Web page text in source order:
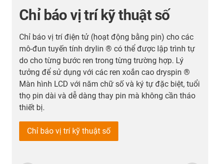
Chỉ báo vị trí kỹ thuật số
Chỉ báo vị trí điện tử (hoạt động bằng pin) cho các
mô-đun tuyến tính drylin ® có thể được lập trình tự
do cho từng bước ren trong từng trường hợp. Lý
tưởng để sử dụng với các ren xoắn cao dryspin ®
Màn hình LCD với năm chữ số và ký tự đặc biệt, tuổi
thọ pin dài và dễ dàng thay pin mà không cần tháo
thiết bị.
Chỉ báo vị trí kỹ thuật số